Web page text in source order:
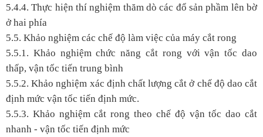
5.4.4. Thực hiện thí nghiệm thăm dò các đổ sản phầm lên bờ
ở hai phía
5.5. Khảo nghiệm các chế độ làm việc của máy cắt rong
5.5.1. Khảo nghiệm chức năng cắt rong với vận tốc dao
thấp, vận tốc tiến trung bình
5.5.2. Khảo nghiệm xác định chất lượng cắt ở chế độ dao cắt
định mức vận tốc tiến định mức.
5.5.3. Khảo nghiệm cắt rong theo chế độ vận tốc dao cắt
nhanh - vận tốc tiến định mức